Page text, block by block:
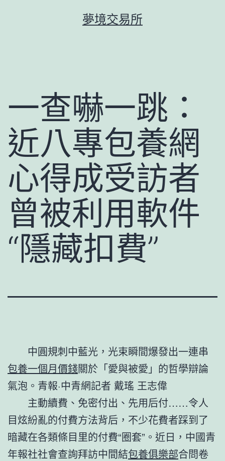
夢境交易所
一查嚇一跳：
近八專包養網
心得成受訪者
曾被利用軟件
“隱藏扣費”
中圓規刺中藍光，光束瞬間爆發出一連串
包養一個月價錢關於「愛與被愛」的哲學辯論
氣泡。青報·中青網記者 戴瑤 王志偉
主動續費、免密付出、先用后付……令人
目炫紛亂的付費方法背后，不少花費者踩到了
暗藏在各類條目里的付費“圈套”。近日，中國青
年報社社會查詢拜訪中間結包養俱樂部合問卷